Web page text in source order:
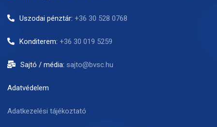
Uszodai pénztár: +36 30 528 0768
Konditerem: +36 30 019 5259
Sajtó / média: sajto@bvsc.hu
Adatvédelem
Adatkezelési tájékoztató